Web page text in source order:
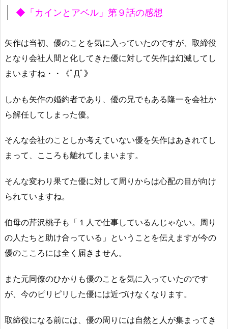
◆「カインとアベル」第９話の感想
矢作は当初、優のことを気に入っていたのですが、取締役
となり会社人間と化してきた優に対して矢作は幻滅してし
まいますね・・《ﾟДﾟ》
しかも矢作の婚約者であり、優の兄でもある隆一を会社か
ら解任してしまった優。
そんな会社のことしか考えていない優を矢作はあきれてし
まって、こころも離れてしまいます。
そんな変わり果てた優に対して周りからは心配の目が向け
られていますね。
伯母の芹沢桃子も「１人で仕事しているんじゃない。周り
の人たちと助け合っている」ということを伝えますが今の
優のこころには全く届きません。
また元同僚のひかりも優のことを気に入っていたのです
が、今のピリピリした優には近づけなくなります。
取締役になる前には、優の周りには自然と人が集まってき